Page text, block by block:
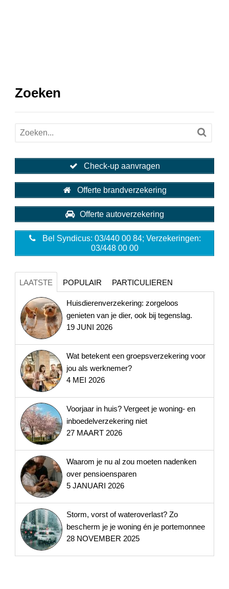
Zoeken
Check-up aanvragen
Offerte brandverzekering
Offerte autoverzekering
Bel Syndicus: 03/440 00 84; Verzekeringen:
03/448 00 00
LAATSTE POPULAIR PARTICULIEREN
Huisdierenverzekering: zorgeloos
genieten van je dier, ook bij tegenslag.
19 JUNI 2026
Wat betekent een groepsverzekering voor
jou als werknemer?
4 MEI 2026
Voorjaar in huis? Vergeet je woning- en
inboedelverzekering niet
27 MAART 2026
Waarom je nu al zou moeten nadenken
over pensioensparen
5 JANUARI 2026
Storm, vorst of wateroverlast? Zo
bescherm je je woning én je portemonnee
28 NOVEMBER 2025